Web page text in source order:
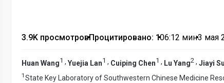
3.9K просмотров•Процитировано: 1•06:12 мин•3 мая
Huan Wang1 , Yuejia Lan1 , Cuiping Chen1 , Lu Yang2 , Jiayi
1 State Key Laboratory of Southwestern Chinese Medicine